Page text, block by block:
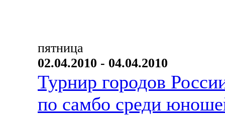
пятница
02.04.2010 - 04.04.2010
Турнир городов
по самбо среди